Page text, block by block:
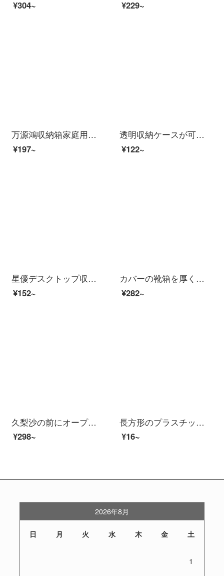
¥304~ ¥229~
万源鴻収納箱家庭用大型密封食品箱プラスチックケース衣類整理箱学生寮収納ボックス本収納ボックス【14 L密封タイプ】トランペット透明整理箱
¥197~
透明収納ケースが可愛いプラスチック透明収納ケースです。プラスチックベルトカバーの整理箱です。
¥122~
星優デスクトップ収納ケース3点セット携帯式多機能服靴下雑物整理箱子供おやつおもちゃ小収納ケース【白箱カバー5〓L 3個入り】
¥152~
カバーの靴箱を厚くして、透明の靴箱をプラスします。プラスチックの簡易靴箱を折り畳み、防塵収納の神器を組み合わせました。
¥282~
久梨沙の前にオープンしたおもちゃ箱の収納箱は、透明な蓋をして箱を整理します。
¥298~
長方形のプラスチックケースの小さい箱の透明なプラスチックの箱の部品の収納箱の道具の箱の部品の箱は蓋付きのPP 5件があります。
¥16~
2026年8月
日 月 火 水 木 金 土
1